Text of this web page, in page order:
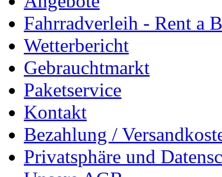
Fahrradverleih - Rent a
Wetterbericht
Gebrauchtmarkt
Paketservice
Kontakt
Bezahlung /
Privatsphäre und